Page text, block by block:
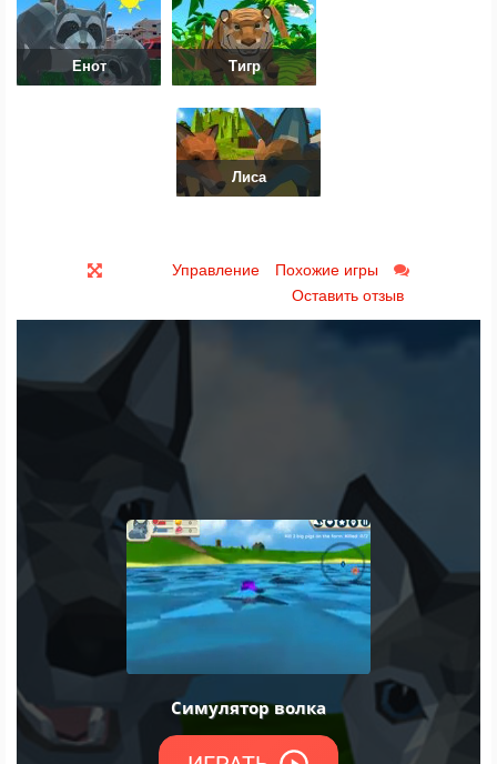
Енот Тигр
Лиса
Управление
Похожие игры
Оставить отзыв